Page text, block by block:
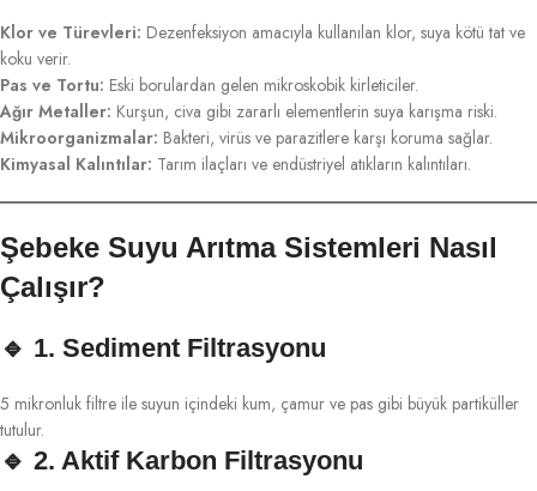
Klor ve Türevleri: Dezenfeksiyon amacıyla kullanılan klor, suya kötü tat ve
koku verir.
Pas ve Tortu: Eski borulardan gelen mikroskobik kirleticiler.
Ağır Metaller: Kurşun, civa gibi zararlı elementlerin suya karışma riski.
Mikroorganizmalar: Bakteri, virüs ve parazitlere karşı koruma sağlar.
Kimyasal Kalıntılar: Tarım ilaçları ve endüstriyel atıkların kalıntıları.
Şebeke Suyu Arıtma Sistemleri Nasıl
Çalışır?
🔹 1. Sediment Filtrasyonu
5 mikronluk filtre ile suyun içindeki kum, çamur ve pas gibi büyük partiküller
tutulur.
🔹 2. Aktif Karbon Filtrasyonu